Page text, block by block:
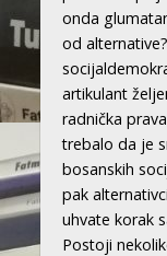
onda
od
artikulant
radnička
trebalo da je
bosanskih
pak
uhvate korak
Postoji